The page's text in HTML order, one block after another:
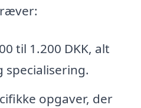
til 1.200 DKK, alt
opgaver, der